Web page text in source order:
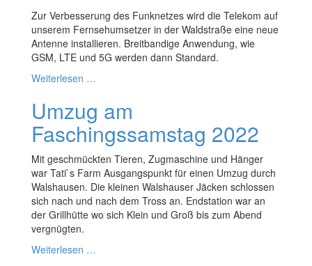
Zur Verbesserung des Funknetzes wird die Telekom auf
unserem Fernsehumsetzer in der Waldstraße eine neue
Antenne installieren. Breitbandige Anwendung, wie
GSM, LTE und 5G werden dann Standard.
Weiterlesen …
Umzug am
Faschingssamstag 2022
Mit geschmückten Tieren, Zugmaschine und Hänger
war Tati`s Farm Ausgangspunkt für einen Umzug durch
Walshausen. Die kleinen Walshauser Jäcken schlossen
sich nach und nach dem Tross an. Endstation war an
der Grillhütte wo sich Klein und Groß bis zum Abend
vergnügten.
Weiterlesen …